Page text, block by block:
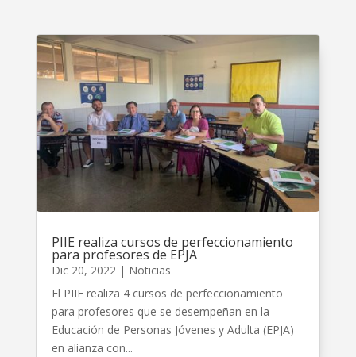
PIIE realiza cursos de perfeccionamiento
para profesores de EPJA
Dic 20, 2022| Noticias
El PIIE realiza 4 cursos de perfeccionamiento
para profesores que se desempeñan en la
Educación de Personas Jóvenes y Adulta (EPJA)
en alianza con...